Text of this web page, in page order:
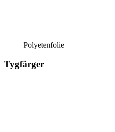
Polyetenfolie
Tygfärger